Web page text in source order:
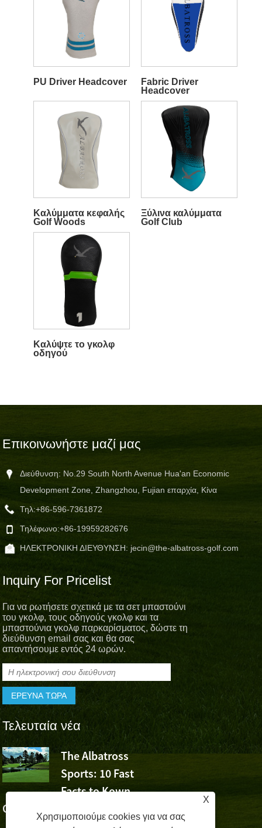
PU Driver Headcover
Fabric Driver
Headcover
Καλύμματα κεφαλής
Golf Woods
Ξύλινα καλύμματα
Golf Club
Καλύψτε το γκολφ
οδηγού
Επικοινωνήστε μαζί μας
Διεύθυνση: No.29 South North Avenue Hua'an Economic
Development Zone, Zhangzhou, Fujian επαρχία, Κίνα
Τηλ:+86-596-7361872
Τηλέφωνο:+86-19959282676
ΗΛΕΚΤΡΟΝΙΚΗ ΔΙΕΥΘΥΝΣΗ: jecin@the-albatross-golf.com
Inquiry For Pricelist
Για να ρωτήσετε σχετικά με τα σετ μπαστούνι
του γκολφ, τους οδηγούς γκολφ και τα
μπαστούνια γκολφ παρκαρίσματος, δώστε τη
διεύθυνση email σας και θα σας
απαντήσουμε εντός 24 ωρών.
Τελευταία νέα
The Albatross
Sports: 10 Fast
Facts to Kown
Golf (Μέρος 1)
Το
τη νίκη του Wu Ashun
X
Χρησιμοποιούμε cookies για να σας